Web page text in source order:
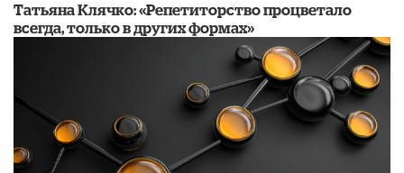
​Татьяна Клячко: «Репетиторство процветало
всегда, только в других формах»